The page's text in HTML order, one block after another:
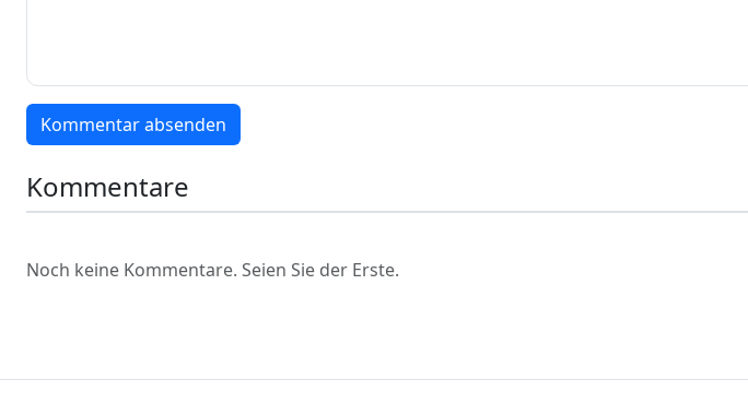
Kommentar absenden
Kommentare
Noch keine Kommentare. Seien Sie der Erste.